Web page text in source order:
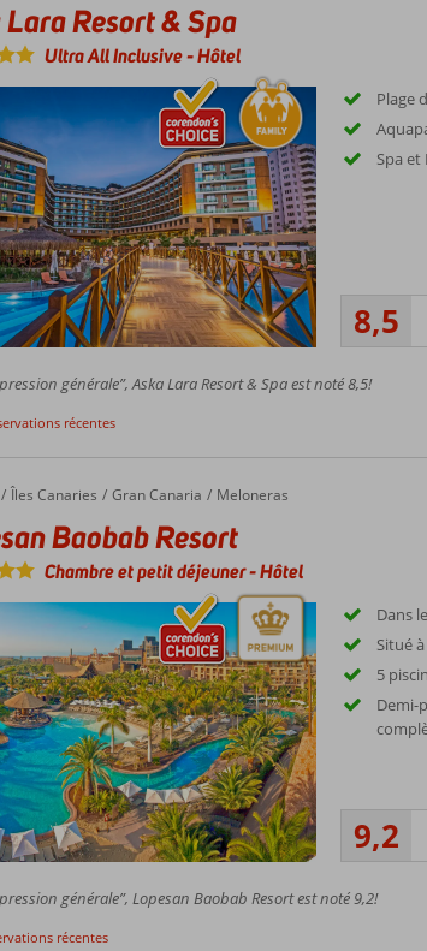
Resort & Spa
Ultra All Inclusive-Hôtel
Plage
Spa
8,5
générale”, Aska Lara Resort & Spa est noté 8,5!
récentes
Îles Canaries Gran Canaria Meloneras
Baobab Resort
Chambre et petit déjeuner-Hôtel
Dans
Situé
5
Demi-
9,2
générale”, Lopesan Baobab Resort est noté 9,2!
récentes